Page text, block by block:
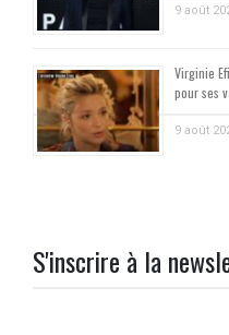
9 août
Virginie
pour ses
9 août
S'inscrire à la